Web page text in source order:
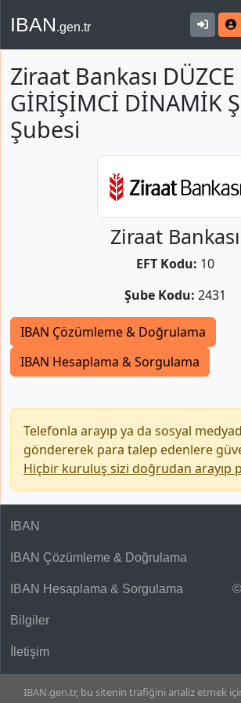
IBAN.gen.tr
Ziraat Bankası DÜZCE
GİRİŞİMCİ DİNAMİK
Şubesi
Ziraat Bankası
EFT Kodu: 10
Şube Kodu: 2431
IBAN Çözümleme & Doğrulama
IBAN Hesaplama & Sorgulama
Telefonla arayıp ya da sosyal
göndererek para talep edenlere
Hiçbir kuruluş sizi doğrudan arayıp
IBAN
IBAN Çözümleme & Doğrulama
IBAN Hesaplama & Sorgulama
Bilgiler
İletişim
IBAN.gen.tr, bu sitenin trafiğini analiz etmek